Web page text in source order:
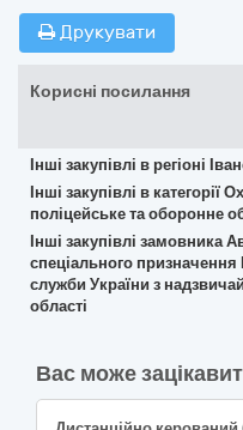
Друкувати
Корисні посилання
Інші закупівлі в регіоні
Інші закупівлі в
поліцейське та оборонне
Інші закупівлі замовника
спеціального
служби України з
області
Вас може